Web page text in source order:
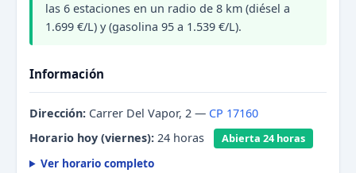
las 6 estaciones en un radio de 8 km (diésel a
1.699 €/L) y (gasolina 95 a 1.539 €/L).
Información
Dirección: Carrer Del Vapor, 2 — CP 17160
Horario hoy (viernes): 24 horas Abierta 24 horas
Ver horario completo